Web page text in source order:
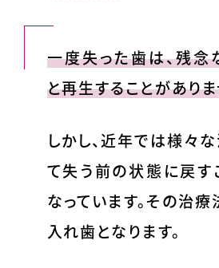
一度失った歯は、残念
と再生することがありま
しかし、近年では様々
て失う前の状態に戻す
なっています。その治
入れ歯となります。